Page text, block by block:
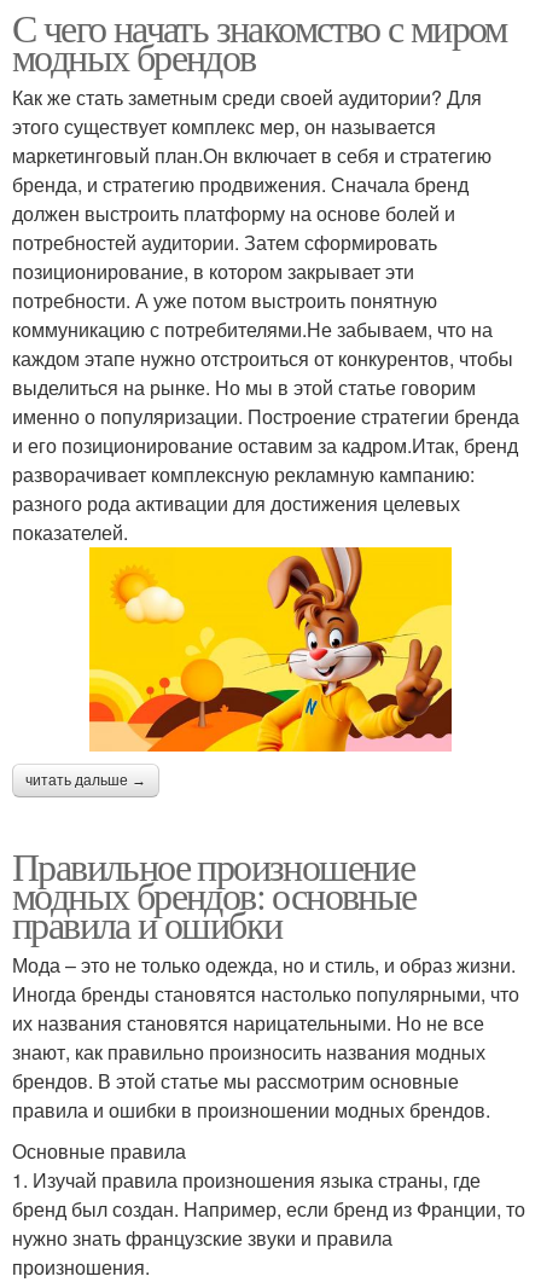
С чего начать знакомство с миром
модных брендов
Как же стать заметным среди своей аудитории? Для
этого существует комплекс мер, он называется
маркетинговый план.Он включает в себя и стратегию
бренда, и стратегию продвижения. Сначала бренд
должен выстроить платформу на основе болей и
потребностей аудитории. Затем сформировать
позиционирование, в котором закрывает эти
потребности. А уже потом выстроить понятную
коммуникацию с потребителями.Не забываем, что на
каждом этапе нужно отстроиться от конкурентов, чтобы
выделиться на рынке. Но мы в этой статье говорим
именно о популяризации. Построение стратегии бренда
и его позиционирование оставим за кадром.Итак, бренд
разворачивает комплексную рекламную кампанию:
разного рода активации для достижения целевых
показателей.
читать дальше →
Правильное произношение
модных брендов: основные
правила и ошибки
Мода – это не только одежда, но и стиль, и образ жизни.
Иногда бренды становятся настолько популярными, что
их названия становятся нарицательными. Но не все
знают, как правильно произносить названия модных
брендов. В этой статье мы рассмотрим основные
правила и ошибки в произношении модных брендов.
Основные правила
1. Изучай правила произношения языка страны, где
бренд был создан. Например, если бренд из Франции, то
нужно знать французские звуки и правила
произношения.